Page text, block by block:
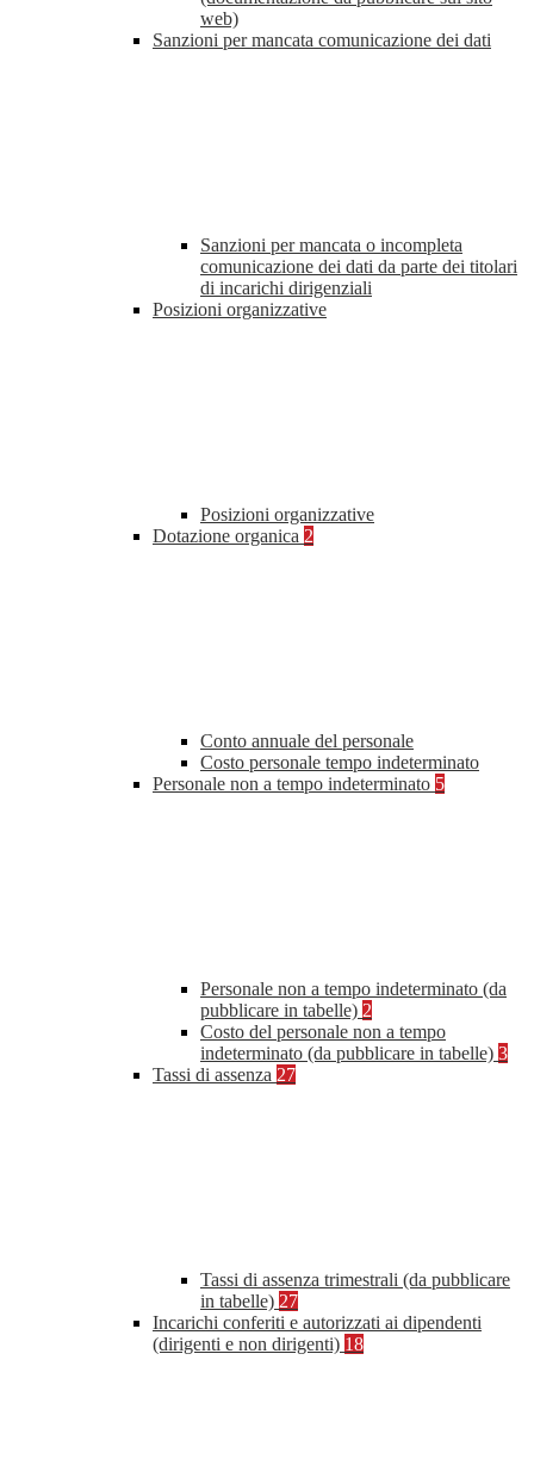
web)
Sanzioni per mancata comunicazione dei dati
Sanzioni per mancata o incompleta
comunicazione dei dati da parte dei titolari
di incarichi dirigenziali
Posizioni organizzative
Posizioni organizzative
Dotazione organica 2
Conto annuale del personale
Costo personale tempo indeterminato
Personale non a tempo indeterminato 5
Personale non a tempo indeterminato (da
pubblicare in tabelle) 2
Costo del personale non a tempo
indeterminato (da pubblicare in tabelle) 3
Tassi di assenza 27
Tassi di assenza trimestrali (da pubblicare
in tabelle) 27
Incarichi conferiti e autorizzati ai dipendenti
(dirigenti e non dirigenti) 18